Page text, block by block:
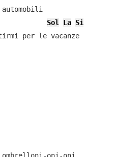
Sol La Si
per le vacanze